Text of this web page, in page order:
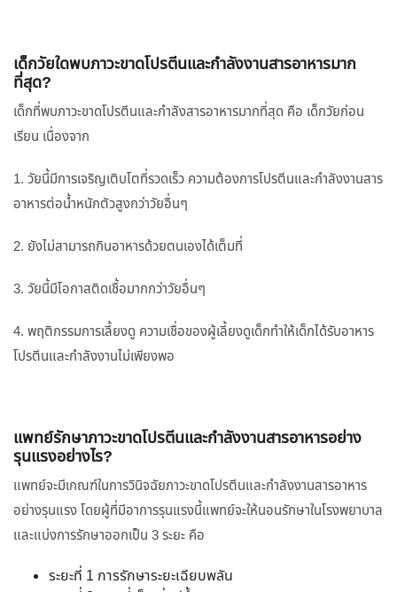
เด็กวัยใดพบภาวะขาดโปรตีนและกำลังงานสารอาหารมาก
ที่สุด?
เด็กที่พบภาวะขาดโปรตีนและกำลังสารอาหารมากที่สุด คือ เด็กวัยก่อน
เรียน เนื่องจาก
1. วัยนี้มีการเจริญเติบโตที่รวดเร็ว ความต้องการโปรตีนและกำลังงานสาร
อาหารต่อน้ำหนักตัวสูงกว่าวัยอื่นๆ
2. ยังไม่สามารถกินอาหารด้วยตนเองได้เต็มที่
3. วัยนี้มีโอกาสติดเชื้อมากกว่าวัยอื่นๆ
4. พฤติกรรมการเลี้ยงดู ความเชื่อของผู้เลี้ยงดูเด็กทำให้เด็กได้รับอาหาร
โปรตีนและกำลังงานไม่เพียงพอ
แพทย์รักษาภาวะขาดโปรตีนและกำลังงานสารอาหารอย่าง
รุนแรงอย่างไร?
แพทย์จะมีเกณฑ์ในการวินิจฉัยภาวะขาดโปรตีนและกำลังงานสารอาหาร
อย่างรุนแรง โดยผู้ที่มีอาการรุนแรงนี้แพทย์จะให้นอนรักษาในโรงพยาบาล
และแบ่งการรักษาออกเป็น 3 ระยะ คือ
ระยะที่ 1 การรักษาระยะเฉียบพลัน